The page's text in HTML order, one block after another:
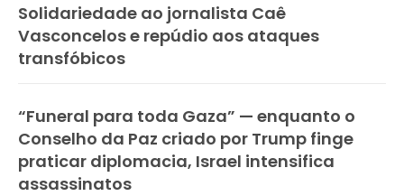
Solidariedade ao jornalista Caê
Vasconcelos e repúdio aos ataques
transfóbicos
“Funeral para toda Gaza” — enquanto o
Conselho da Paz criado por Trump finge
praticar diplomacia, Israel intensifica
assassinatos